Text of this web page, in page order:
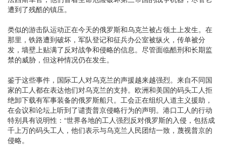
遭到了残酷的镇压。
类似的游击队运动正在今天的俄罗斯和乌克兰被占领土上发生。在
那里，铁路遭到破坏，军队登记和征兵办公室被纵火，传单被分
发，墙壁上贴满了反对战争和侵略的信息。尽管面临酷刑和长期监
禁的威胁，但这种情况仍在发生。
鉴于这些事件，国际工人对乌克兰的声援越来越强烈。来自不同国
家的工人都在表达他们对乌克兰的支持。欧洲和美国的码头工人拒
绝卸下载有军事装备的俄罗斯船只。工会正在组织人道主义援助，
在会议和论坛上听到了谴责普京侵略行为的声明。港口工人的行动
特别具有说明性：“世界各地的工人强烈反对俄罗斯的入侵，包括成
千上万的码头工人，他们表示与乌克兰人民团结一致，蔑视普京的
侵略。